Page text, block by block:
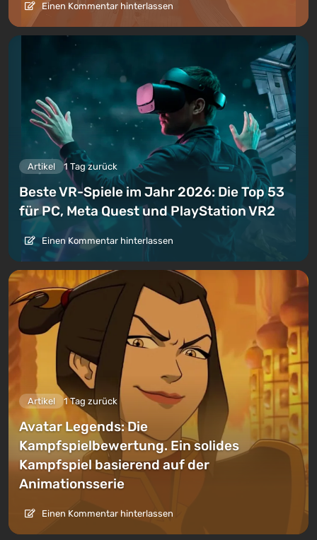
Einen Kommentar hinterlassen
Artikel 1 Tag zurück
Beste VR-Spiele im Jahr 2026: Die Top 53
für PC, Meta Quest und PlayStation VR2
Einen Kommentar hinterlassen
Artikel 1 Tag zurück
Avatar Legends: Die
Kampfspielbewertung. Ein solides
Kampfspiel basierend auf der
Animationsserie
Einen Kommentar hinterlassen